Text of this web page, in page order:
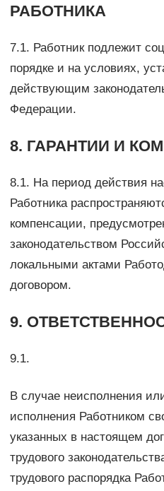
РАБОТНИКА
7.1. Работник подлежит
порядке и на условиях,
действующим
Федерации.
8. ГАРАНТИИ И
8.1. На период действия
Работника
компенсации,
законодательством
локальными актами
договором.
9.
9.1.
В случае неисполнения
исполнения Работником
указанных в настоящем
трудового
трудового распорядка